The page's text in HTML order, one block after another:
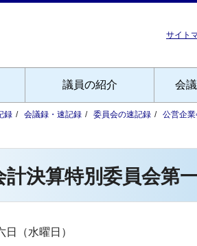
サイト
議員の紹介 会
録 会議録・速記録 委員会の速記録 公営企
計決算特別委員会第
（水曜日）